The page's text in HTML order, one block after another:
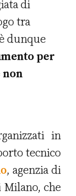
di
tra
dunque
per
in
tecnico
, agenzia di
che